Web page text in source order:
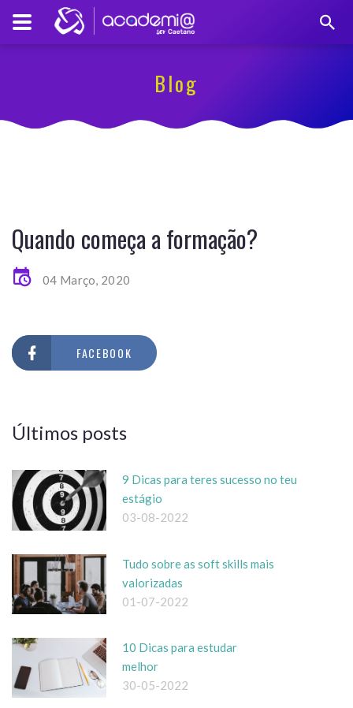
Blog
Quando começa a formação?
04 Março, 2020
FACEBOOK
Últimos posts
9 Dicas para teres sucesso no teu
estágio
03-08-2022
Tudo sobre as soft skills mais
valorizadas
01-07-2022
10 Dicas para estudar
melhor
30-05-2022